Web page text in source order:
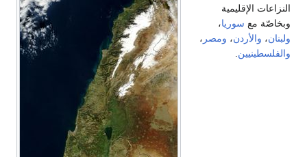
الإقليمية
معسوريا،
،والأردن، ومصر،
.